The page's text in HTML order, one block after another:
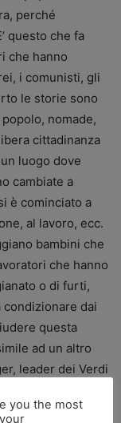
perché
questo che fa
che hanno
i comunisti, gli
le storie sono
nomade,
cittadinanza
luogo dove
cambiate a
è cominciato a
al lavoro, ecc.
bambini che
che hanno
o di furti,
condizionare dai
questa
ad un altro
leader dei Verdi
il cuore oltre
you the most